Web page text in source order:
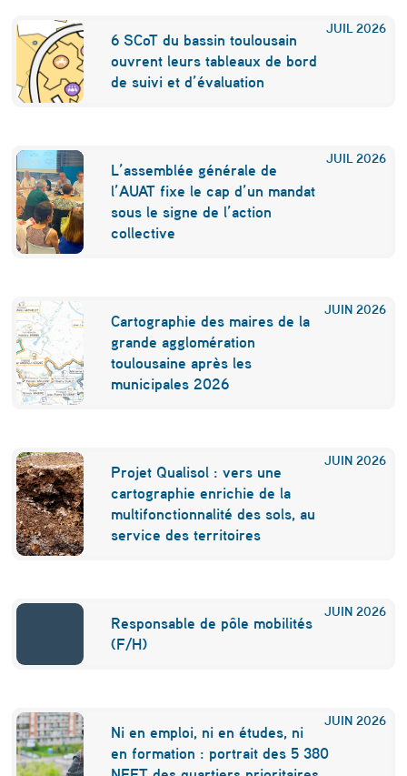
o
l
s
d
e
n
u
i
d
è
s
c
t
é
t
é
JUIL 2026
6 SCoT du bassin toulousain
ouvrent leurs tableaux de bord
de suivi et d’évaluation
JUIL 2026
L’assemblée générale de
l’AUAT fixe le cap d’un mandat
sous le signe de l’action
collective
JUIN 2026
Cartographie des maires de la
grande agglomération
toulousaine après les
municipales 2026
JUIN 2026
Projet Qualisol : vers une
cartographie enrichie de la
multifonctionnalité des sols, au
service des territoires
JUIN 2026
Responsable de pôle mobilités
(F/H)
JUIN 2026
Ni en emploi, ni en études, ni
en formation : portrait des 5 380